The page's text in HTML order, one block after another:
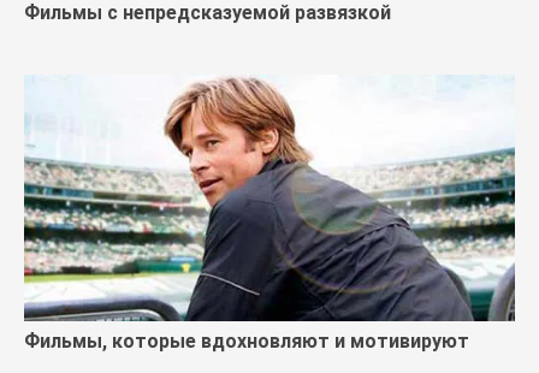
Фильмы с непредсказуемой развязкой
Фильмы, которые вдохновляют и мотивируют